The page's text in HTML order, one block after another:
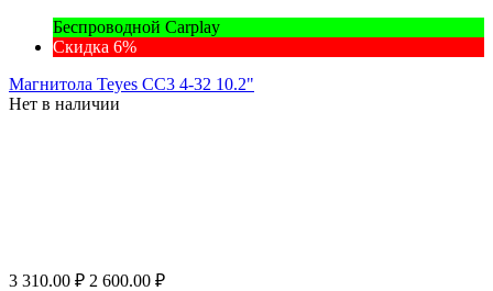
Беспроводной Carplay
Скидка 6%
Магнитола Teyes CC3 4-32 10.2"
Нет в наличии
3 310.00 ₽ 2 600.00 ₽